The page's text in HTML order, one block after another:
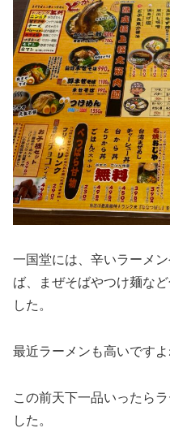
一国堂には、辛いラーメ
ば、まぜそばやつけ麺な
した。
最近ラーメンも高いです
この前天下一品いったら
した。